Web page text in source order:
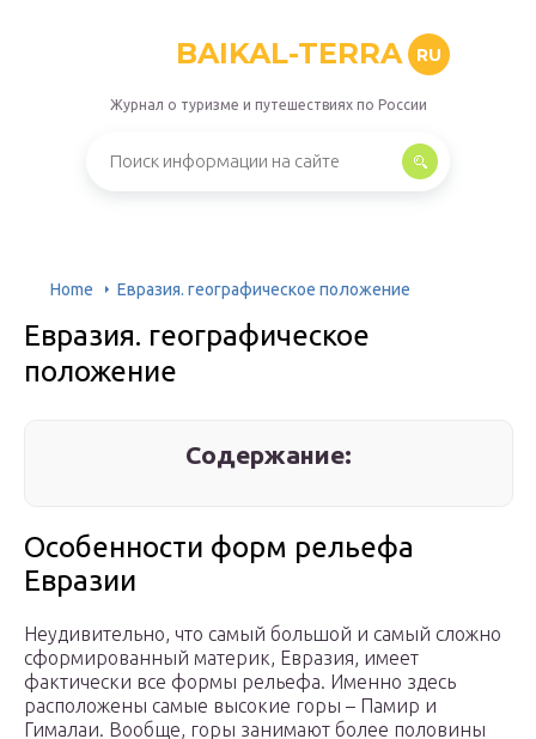
BAIKAL-TERRA RU
Журнал о туризме и путешествиях по России
Home Евразия. географическое положение
Евразия. географическое
положение
Содержание:
Особенности форм рельефа
Евразии
Неудивительно, что самый большой и самый сложно
сформированный материк, Евразия, имеет
фактически все формы рельефа. Именно здесь
расположены самые высокие горы – Памир и
Гималаи. Вообще, горы занимают более половины